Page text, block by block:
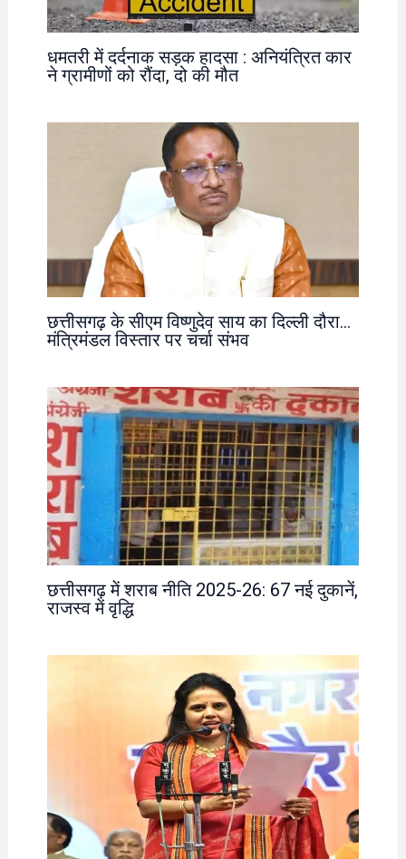
धमतरी में दर्दनाक सड़क हादसा : अनियंत्रित कार
ने ग्रामीणों को रौंदा, दो की मौत
छत्तीसगढ़ के सीएम विष्णुदेव साय का दिल्ली दौरा…
मंत्रिमंडल विस्तार पर चर्चा संभव
छत्तीसगढ़ में शराब नीति 2025-26: 67 नई दुकानें,
राजस्व में वृद्धि